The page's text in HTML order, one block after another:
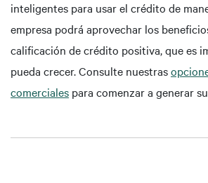
inteligentes para usar el crédito de
empresa podrá aprovechar los
calificación de crédito positiva, que es
pueda crecer. Consulte nuestras
comerciales para comenzar a generar